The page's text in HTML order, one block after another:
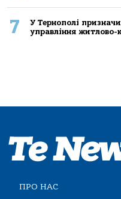
7
У Тернополі
управління житлово-
ПРО НАС